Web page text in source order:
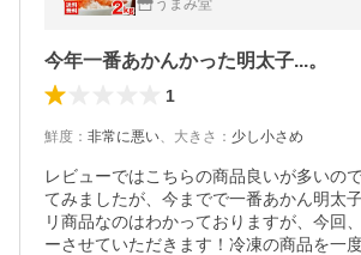
味 訳あり食品 爆買 [冷凍]
うまみ堂
今年一番あかんかった明太子...。
1
鮮度 ： 非常に悪い、 大きさ ： 少し小さめ
レビューではこちらの商品良いが多いの
てみましたが、今までで一番あかん明太
リ商品なのはわかっておりますが、今回
ーさせていただきます！冷凍の商品を一